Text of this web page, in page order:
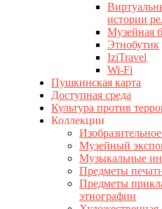
истории
Музейная
Этнобутик
IziTravel
Wi-Fi
Пушкинская карта
Доступная среда
Культура против
Коллекции
Музейный
Музыкальные
Предметы
Предметы
этнографии